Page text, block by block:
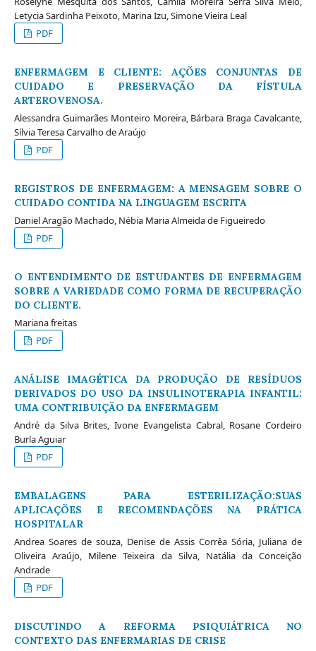
Letycia Sardinha Peixoto, Marina Izu, Simone Vieira Leal
PDF
ENFERMAGEM E CLIENTE: AÇÕES CONJUNTAS DE
CUIDADO E PRESERVAÇÃO DA FÍSTULA
ARTEROVENOSA.
Alessandra Guimarães Monteiro Moreira, Bárbara Braga Cavalcante,
Sílvia Teresa Carvalho de Araújo
PDF
REGISTROS DE ENFERMAGEM: A MENSAGEM SOBRE O
CUIDADO CONTIDA NA LINGUAGEM ESCRITA
Daniel Aragão Machado, Nébia Maria Almeida de Figueiredo
PDF
O ENTENDIMENTO DE ESTUDANTES DE ENFERMAGEM
SOBRE A VARIEDADE COMO FORMA DE RECUPERAÇÃO
DO CLIENTE.
Mariana freitas
PDF
ANÁLISE IMAGÉTICA DA PRODUÇÃO DE RESÍDUOS
DERIVADOS DO USO DA INSULINOTERAPIA INFANTIL:
UMA CONTRIBUIÇÃO DA ENFERMAGEM
André da Silva Brites, Ivone Evangelista Cabral, Rosane Cordeiro
Burla Aguiar
PDF
EMBALAGENS PARA ESTERILIZAÇÃO:SUAS
APLICAÇÕES E RECOMENDAÇÕES NA PRÁTICA
HOSPITALAR
Andrea Soares de souza, Denise de Assis Corrêa Sória, Juliana de
Oliveira Araújo, Milene Teixeira da Silva, Natália da Conceição
Andrade
PDF
DISCUTINDO A REFORMA PSIQUIÁTRICA NO
CONTEXTO DAS ENFERMARIAS DE CRISE